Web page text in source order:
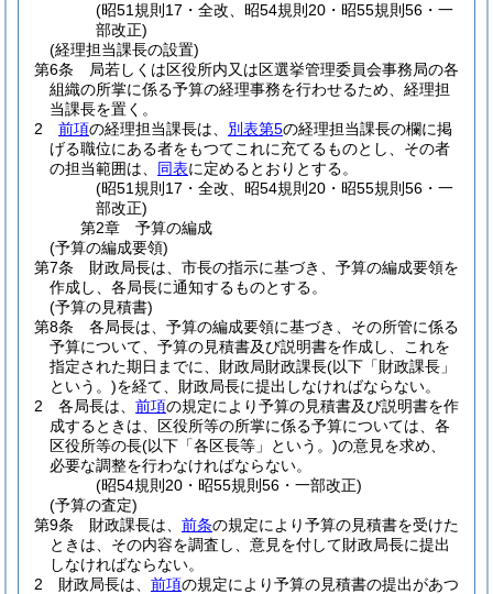
(昭51規則17・全改、昭54規則20・昭55規則56・一
部改正)
(経理担当課長の設置)
第6条
局若しくは区役所内又は区選挙管理委員会事務局の各
組織の所掌に係る予算の経理事務を行わせるため、経理担
当課長を置く。
2
前項の経理担当課長は、 別表第5の経理担当課長の欄に掲
げる職位にある者をもつてこれに充てるものとし、その者
の担当範囲は、 同表に定めるとおりとする。
(昭51規則17・全改、昭54規則20・昭55規則56・一
部改正)
第2章
予算の編成
(予算の編成要領)
第7条
財政局長は、市長の指示に基づき、予算の編成要領を
作成し、各局長に通知するものとする。
(予算の見積書)
第8条
各局長は、予算の編成要領に基づき、その所管に係る
予算について、予算の見積書及び説明書を作成し、これを
指定された期日までに、財政局財政課長(以下「財政課長」
という。)を経て、財政局長に提出しなければならない。
2
各局長は、 前項の規定により予算の見積書及び説明書を作
成するときは、区役所等の所掌に係る予算については、各
区役所等の長(以下「各区長等」という。)の意見を求め、
必要な調整を行わなければならない。
(昭54規則20・昭55規則56・一部改正)
(予算の査定)
第9条
財政課長は、 前条の規定により予算の見積書を受けた
ときは、その内容を調査し、意見を付して財政局長に提出
しなければならない。
2
財政局長は、 前項の規定により予算の見積書の提出があつ